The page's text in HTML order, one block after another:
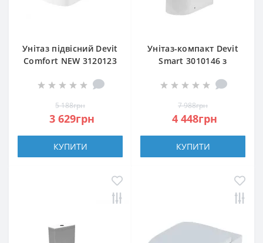
Унітаз підвісний Devit
Comfort NEW 3120123
close
5 188грн
3 629грн
КУПИТИ
Унітаз-компакт Devit
Smart 3010146 з
(3013146)
7 988грн
4 448грн
КУПИТИ